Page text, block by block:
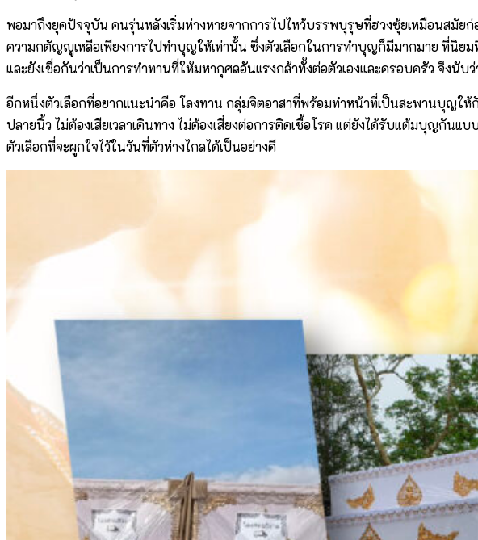
พอมาถึงยุคปัจจุบัน คนรุ่นหลังเริ่มห่างหายจากการไปไหว้บรรพบุรุษที่ฮวงซุ้ยเหมือนสมัย
ความกตัญญูเหลือเพียงการไปทำบุญให้เท่านั้น ซึ่งตัวเลือกในการทำบุญก็มีมากมาย ที่นิ
และยังเชื่อกันว่าเป็นการทำทานที่ให้มหากุศลอันแรงกล้าทั้งต่อตัวเองและครอบครัว จึงนั
อีกหนึ่งตัวเลือกที่อยากแนะนำคือ โลงทาน กลุ่มจิตอาสาที่พร้อมทำหน้าที่เป็นสะพานบุญ
ปลายนิ้ว ไม่ต้องเสียเวลาเดินทาง ไม่ต้องเสี่ยงต่อการติดเชื้อโรค แต่ยังได้รับแต้มบุญกัน
ตัวเลือกที่จะผูกใจไว้ในวันที่ตัวห่างไกลได้เป็นอย่างดี